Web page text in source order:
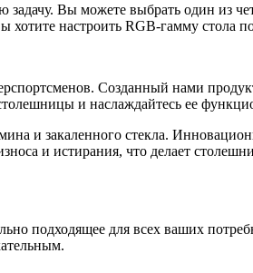
Вы можете выбрать один из
настроить RGB-гамму стола
Созданный нами
и наслаждайтесь ее
и закаленного стекла.
и истирания, что делает
подходящее для всех ваших